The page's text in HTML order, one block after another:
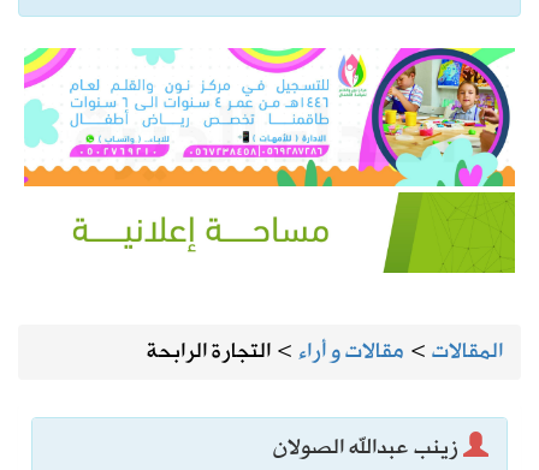
المقالات> مقالات و أراء>التجارة الرابحة
زينب عبدالله الصولان